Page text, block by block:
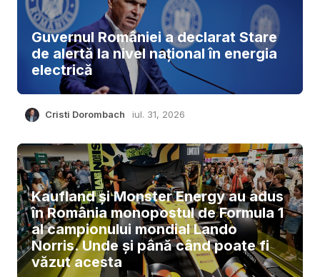
Guvernul României a declarat Stare
de alertă la nivel național în energia
electrică
Cristi Dorombach iul. 31, 2026
Kaufland și Monster Energy au adus
în România monopostul de Formula 1
al campionului mondial Lando
Norris. Unde și până când poate fi
văzut acesta